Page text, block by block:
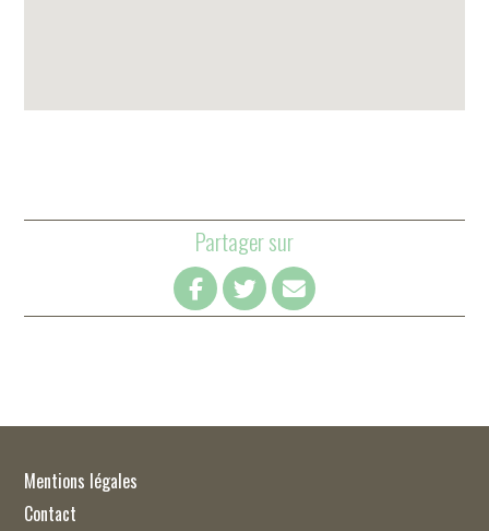
Partager sur
Mentions légales
Contact